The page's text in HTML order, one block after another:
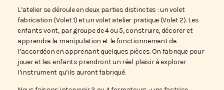
L’atelier se déroule en deux parties distinctes : un volet
fabrication (Volet 1) et un volet atelier pratique (Volet 2). Les
enfants vont, par groupe de 4 ou 5, construire, décorer et
apprendre la manipulation et le fonctionnement de
I’accordéon en apprenant quelques pièces. On fabrique pour
jouer et les enfants prendront un réel plaisir à explorer
I’instrument qu’ils auront fabriqué.